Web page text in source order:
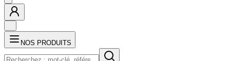
NOS PRODUITS